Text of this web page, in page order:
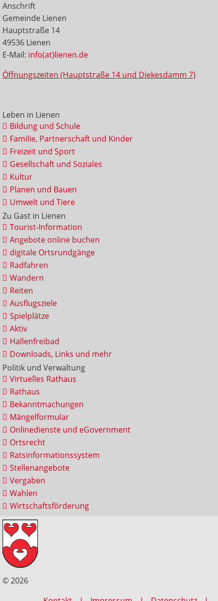
Anschrift
Gemeinde Lienen
Hauptstraße 14
49536 Lienen
E-Mail: info(at)lienen.de
Öffnungszeiten (Hauptstraße 14 und Diekesdamm 7)
Leben in Lienen
Bildung und Schule
Familie, Partnerschaft und Kinder
Freizeit und Sport
Gesellschaft und Soziales
Kultur
Planen und Bauen
Umwelt und Tiere
Zu Gast in Lienen
Tourist-Information
Angebote online buchen
digitale Ortsrundgänge
Radfahren
Wandern
Reiten
Ausflugsziele
Spielplätze
Aktiv
Hallenfreibad
Downloads, Links und mehr
Politik und Verwaltung
Virtuelles Rathaus
Rathaus
Bekanntmachungen
Mängelformular
Onlinedienste und eGovernment
Ortsrecht
Ratsinformationssystem
Stellenangebote
Vergaben
Wahlen
Wirtschaftsförderung
© 2026